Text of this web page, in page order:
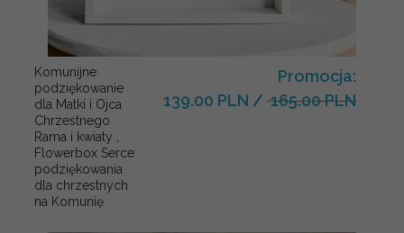
Komunijne
podziękowanie
dla Matki i Ojca
Chrzestnego
Rama i kwiaty ,
Flowerbox Serce
podziękowania
dla chrzestnych
na Komunię
Promocja:
139.00 PLN / 165.00 PLN